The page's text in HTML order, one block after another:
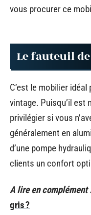
vous procurer ce
Le fauteuil
C’est le mobilier
vintage. Puisqu’il est
privilégier si vous
généralement en
d’une pompe
clients un confort
A lire en complément
gris ?